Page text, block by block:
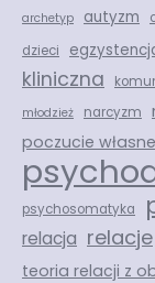
archetyp autyzm
dzieci
kliniczna
młodzież
narcyzm
poczucie
psychosomatyka
relacja relacje
teoria relacji z